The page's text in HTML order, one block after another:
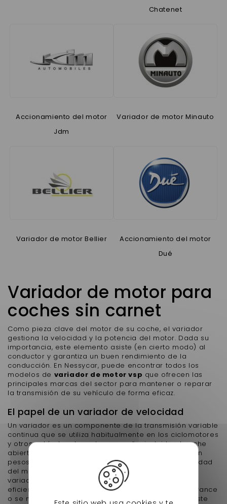
Chatenet
Accionamiento del motor
Jdm
Variador de motor Minauto
Variador de motor Bellier
Accionamiento del motor
Dué
Variador de motor para
coches sin carnet
Como pieza clave del motor de su coche, el variador
gestiona la velocidad y la potencia del motor. Dada su
importancia, este elemento asiste (en cierto modo) al
conductor y garantiza un buen rendimiento de la
conducción. En Nessycar, puede encontrar todos los
modelos de variador de motor vsp que ofrecen las
principales marcas del sector para mantener o reparar
la transmisión de su vehículo de forma eficaz.
El papel de un variador de velocidad
Un variador es un componente de la transmisión variable
continua que se utiliza habitualmente en los ciclomotores
y otros vehículos de motor pequeño, incluido el coche
abierto. Las transmisiones variables continuas utilizan
pesos centrífugos para reducir la relación de velocidad
del motor a medida que éste aumenta. El papel del
variador en esta área es mantener el motor en una
eficiencia óptima mientras se gana velocidad de avance
o se negocia la velocidad para subir. Por lo tanto, este